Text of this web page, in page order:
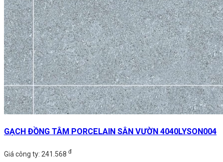
GẠCH ĐỒNG TÂM PORCELAIN SÂN VƯỜN 4040LYSON004
Giá công ty: 241.568 đ